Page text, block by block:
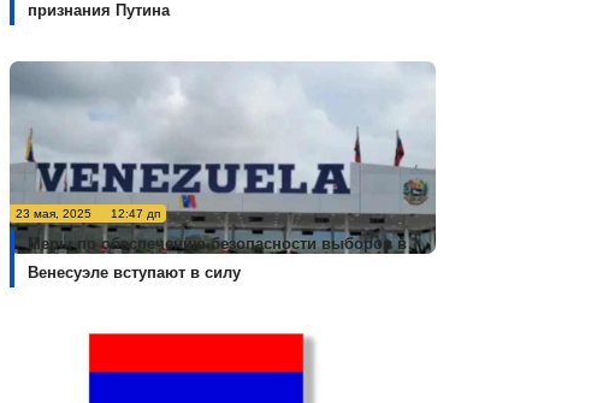
признания Путина
23 мая, 2025 12:47 дп
Меры по обеспечению безопасности выборов в
Венесуэле вступают в силу